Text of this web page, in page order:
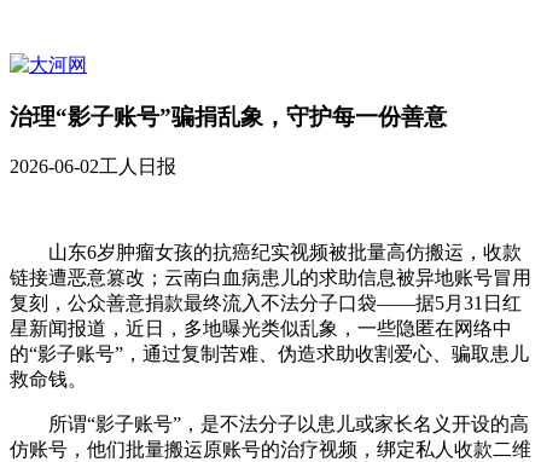
治理“影子账号”骗捐乱象，守护每一份善意
2026-06-02工人日报
山东6岁肿瘤女孩的抗癌纪实视频被批量高仿搬运，收款
链接遭恶意篡改；云南白血病患儿的求助信息被异地账号冒用
复刻，公众善意捐款最终流入不法分子口袋——据5月31日红
星新闻报道，近日，多地曝光类似乱象，一些隐匿在网络中
的“影子账号”，通过复制苦难、伪造求助收割爱心、骗取患儿
救命钱。
所谓“影子账号”，是不法分子以患儿或家长名义开设的高
仿账号，他们批量搬运原账号的治疗视频，绑定私人收款二维